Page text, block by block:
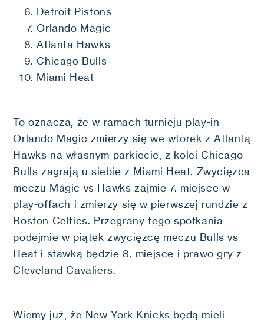
Detroit Pistons
Orlando Magic
Atlanta Hawks
Chicago Bulls
Miami Heat
To oznacza, że w ramach turnieju play-in
Orlando Magic zmierzy się we wtorek z Atlantą
Hawks na własnym parkiecie, z kolei Chicago
Bulls zagrają u siebie z Miami Heat. Zwycięzca
meczu Magic vs Hawks zajmie 7. miejsce w
play-offach i zmierzy się w pierwszej rundzie z
Boston Celtics. Przegrany tego spotkania
podejmie w piątek zwycięzcę meczu Bulls vs
Heat i stawką będzie 8. miejsce i prawo gry z
Cleveland Cavaliers.
Wiemy już, że New York Knicks będą mieli